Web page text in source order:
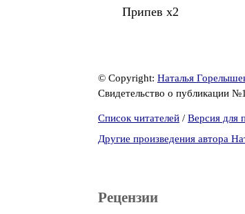
Припев x2
© Copyright: Наталья
Свидетельство о публикации
Список читателей / Версия для
Другие произведения автора
Рецензии